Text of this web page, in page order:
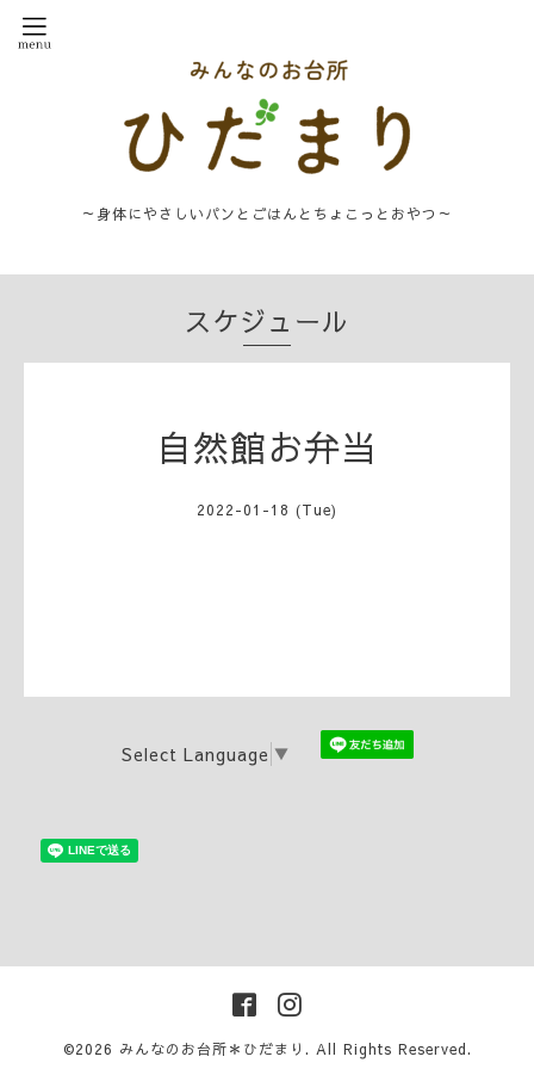
～身体にやさしいパンとごはんとちょこっとおやつ～
スケジュール
自然館お弁当
2022-01-18 (Tue)
Select Language ▼
©2026 みんなのお台所＊ひだまり . All Rights Reserved.